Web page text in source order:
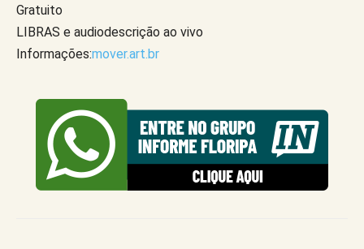
Gratuito
LIBRAS e audiodescrição ao vivo
Informações:mover.art.br